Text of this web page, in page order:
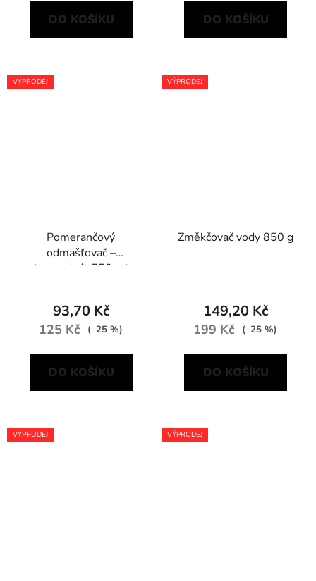
DO KOŠÍKU DO KOŠÍKU
VÝPRODEJ
Pomerančový
odmašťovač –
koncentrát 750 ml
93,70 Kč
125 Kč (–25 %)
DO KOŠÍKU
VÝPRODEJ
Změkčovač vody 850 g
149,20 Kč
199 Kč (–25 %)
DO KOŠÍKU
VÝPRODEJ VÝPRODEJ